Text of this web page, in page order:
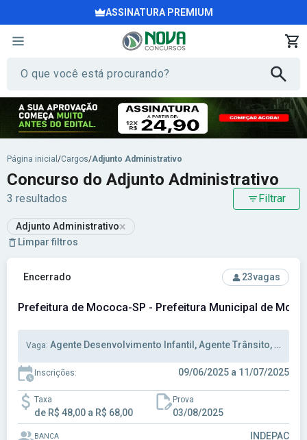
ASSINATURA PREMIUM
Página inicial /Cargos/Adjunto Administrativo
Concurso do Adjunto Administrativo
3 resultados Filtrar
Adjunto Administrativo×
Limpar filtros
Ver concurso: Prefeitura de Mococa-SP - Prefeitura
Encerrado 23vagas
Prefeitura de Mococa-SP - Prefeitura Municipal de
Vaga: Agente Desenvolvimento Infantil, Agente Trânsito, Assistente Administrativo
Inscrições: 09/06/2025 a 11/07/2025
Taxa
de R$ 48,00 a R$ 68,00
Prova
03/08/2025
BANCA INDEPAC